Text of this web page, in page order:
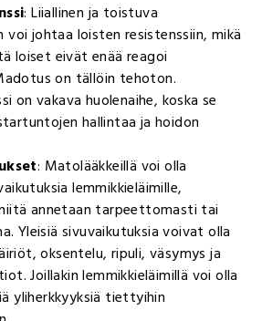
: Liiallinen ja toistuva
johtaa loisten resistenssiin, mikä
loiset eivät enää reagoi
on tällöin tehoton.
on vakava huolenaihe, koska se
hallintaa ja hoidon
: Matolääkkeillä voi olla
lemmikkieläimille,
annetaan tarpeettomasti tai
Yleisiä sivuvaikutuksia voivat olla
oksentelu, ripuli, väsymys ja
Joillakin lemmikkieläimillä voi olla
yliherkkyyksiä tiettyihin